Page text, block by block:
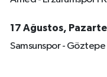
17 Ağustos,
Samsunspor - Göztepe